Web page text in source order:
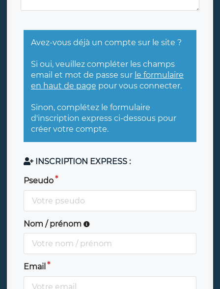
Avez-vous déjà un compte sur le site ?
Si oui, veuillez compléter les champs
email et mot de passe sur le formulaire
en haut de page pour vous connecter.
Sinon, complétez le formulaire
d'inscription express ci-dessous pour
créer votre compte.
INSCRIPTION EXPRESS :
Pseudo
Nom / prénom
Email